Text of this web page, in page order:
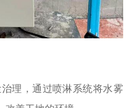
理，通过喷淋系统将水雾